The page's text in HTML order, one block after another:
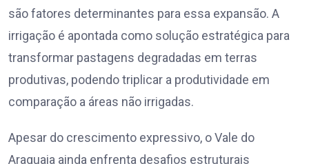
são fatores determinantes para essa expansão. A
irrigação é apontada como solução estratégica para
transformar pastagens degradadas em terras
produtivas, podendo triplicar a produtividade em
comparação a áreas não irrigadas.
Apesar do crescimento expressivo, o Vale do
Araguaia ainda enfrenta desafios estruturais